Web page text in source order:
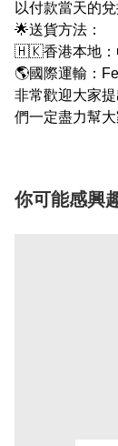
以付款當天的兌
🌟送貨方法：
🇭🇰香港本地：
🌎國際運輸：
非常歡迎大家
們一定盡力幫
你可能感興